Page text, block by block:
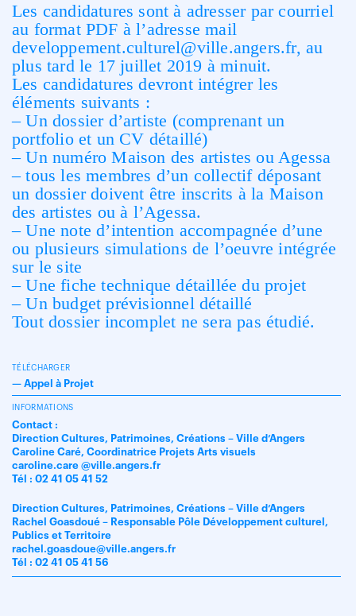
Les candidatures sont à adresser par courriel
au format PDF à l’adresse mail
developpement.culturel@ville.angers.fr, au
plus tard le 17 juillet 2019 à minuit.
Les candidatures devront intégrer les
éléments suivants :
– Un dossier d’artiste (comprenant un
portfolio et un CV détaillé)
– Un numéro Maison des artistes ou Agessa
– tous les membres d’un collectif déposant
un dossier doivent être inscrits à la Maison
des artistes ou à l’Agessa.
– Une note d’intention accompagnée d’une
ou plusieurs simulations de l’oeuvre intégrée
sur le site
– Une fiche technique détaillée du projet
– Un budget prévisionnel détaillé
Tout dossier incomplet ne sera pas étudié.
TÉLÉCHARGER
— Appel à Projet
INFORMATIONS
Contact :
Direction Cultures, Patrimoines, Créations – Ville d’Angers
Caroline Caré, Coordinatrice Projets Arts visuels
caroline.care @ville.angers.fr
Tél : 02 41 05 41 52
Direction Cultures, Patrimoines, Créations – Ville d’Angers
Rachel Goasdoué – Responsable Pôle Développement culturel,
Publics et Territoire
rachel.goasdoue@ville.angers.fr
Tél : 02 41 05 41 56